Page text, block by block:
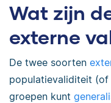
Wat zijn
externe
De twee soorten
populatievaliditeit (of
groepen kunt